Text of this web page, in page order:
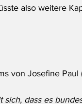
also weitere
von Josefine Paul
dass es